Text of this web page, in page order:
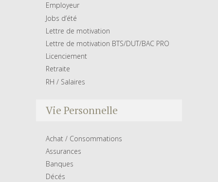
Employeur
Jobs d’été
Lettre de motivation
Lettre de motivation BTS/DUT/BAC PRO
Licenciement
Retraite
RH / Salaires
Vie Personnelle
Achat / Consommations
Assurances
Banques
Décés